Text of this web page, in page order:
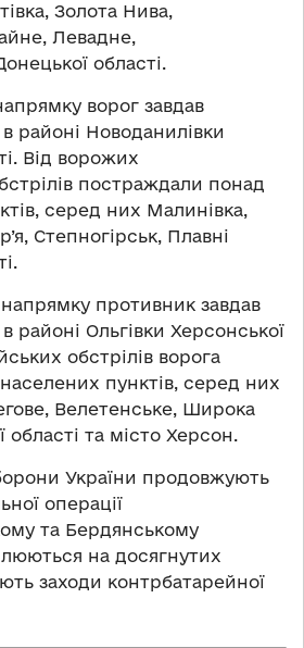
Золота Нива,
Левадне,
області.
ворог завдав
в районі Новоданилівки
Від ворожих
постраждали понад
серед них Малинівка,
Степногірськ, Плавні
противник завдав
районі Ольгівки Херсонської
обстрілів ворога
пунктів, серед них
Велетенське, Широка
області та місто Херсон.
України продовжують
операції
та Бердянському
на досягнутих
заходи контрбатарейної